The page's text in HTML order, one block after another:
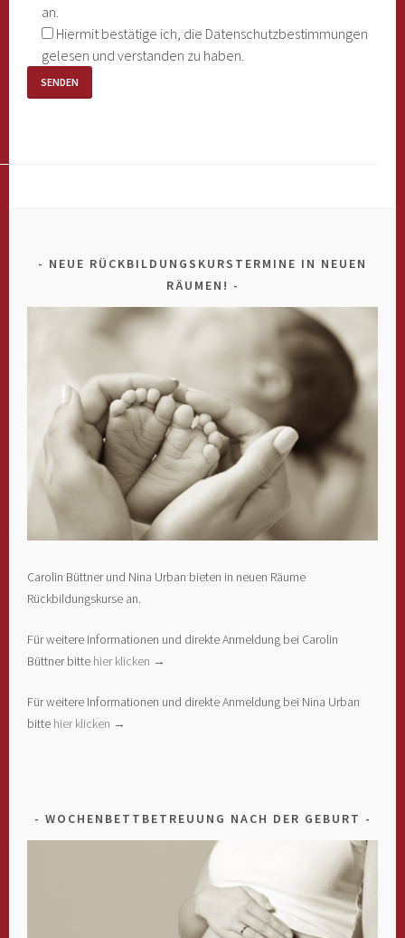
an.
Hiermit bestätige ich, die Datenschutzbestimmungen
gelesen und verstanden zu haben.
NEUE RÜCKBILDUNGSKURSTERMINE IN NEUEN
RÄUMEN!
Carolin Büttner und Nina Urban bieten in neuen Räume
Rückbildungskurse an.
Für weitere Informationen und direkte Anmeldung bei Carolin
Büttner bitte hier klicken →
Für weitere Informationen und direkte Anmeldung bei Nina Urban
bitte hier klicken →
WOCHENBETTBETREUUNG NACH DER GEBURT